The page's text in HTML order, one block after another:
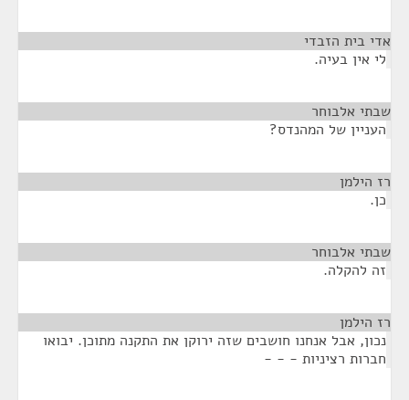
אדי בית הזבדי
לי אין בעיה.
שבתי אלבוחר
העניין של המהנדס?
רז הילמן
כן.
שבתי אלבוחר
זה להקלה.
רז הילמן
נכון, אבל אנחנו חושבים שזה ירוקן את התקנה מתוכן. יבואו
חברות רציניות - - -